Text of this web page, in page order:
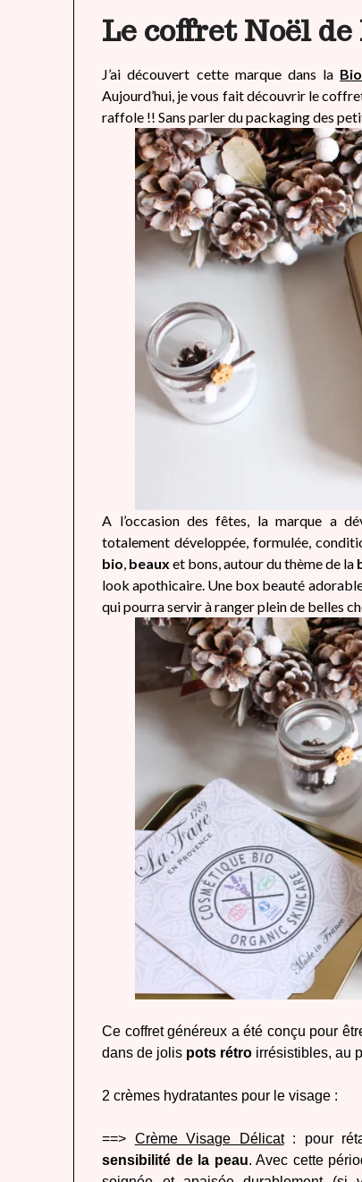
Le coffret Noël de
J’ai découvert cette marque dans la
Aujourd’hui, je vous fait découvrir le
raffole !! Sans parler du packaging des
A l’occasion des fêtes, la marque a
totalement développée, formulée,
bio, beaux et bons, autour du thème de la
look apothicaire. Une box beauté
qui pourra servir à ranger plein de belles
Ce coffret généreux a été conçu pour
dans de jolis pots rétro irrésistibles, au
2 crèmes hydratantes pour le visage :
==> Crème Visage Délicat: pour
sensibilité de la peau. Avec cette